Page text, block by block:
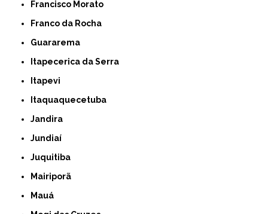
Francisco Morato
Franco da Rocha
Guararema
Itapecerica da Serra
Itapevi
Itaquaquecetuba
Jandira
Jundiaí
Juquitiba
Mairiporã
Mauá